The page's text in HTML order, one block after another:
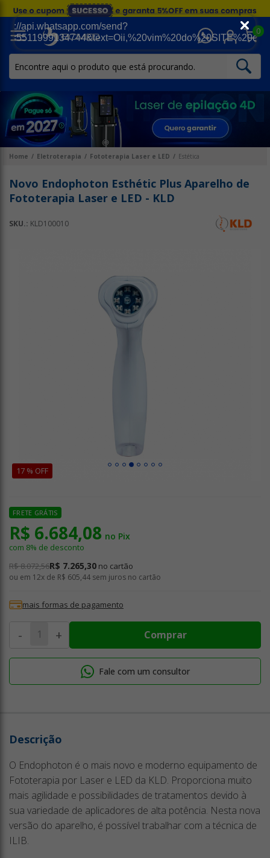
0
Home Eletroterapia Fototerapia Laser e LED Estética
17 % OFF
Novo Endophoton Esthétic Plus Aparelho de
Fototerapia Laser e LED - KLD
SKU.: KLD100010
FRETE GRÁTIS
R$ 6.684,08 no Pix
com 8% de desconto
R$ 8.072,56R$ 7.265,30 no cartão
ou em 12x de R$ 605,44 sem juros no cartão
mais formas de pagamento
- + Comprar
Fale com um consultor
Descrição
O Endophoton é o mais novo e moderno equipamento de
Fototerapia por Laser e LED da KLD. Proporciona muito
mais agilidade e possibilidades de tratamentos devido à
sua variedade de aplicadores de alta potência. Nesta nova
versão do aparelho, é possível trabalhar com a técnica de
ILIB.